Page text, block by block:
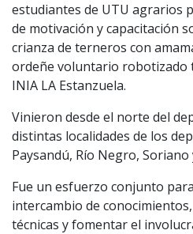
estudiantes de UTU agrarios
de motivación y capacitación
crianza de terneros con
ordeñe voluntario robotizado
INIA LA Estanzuela.
Vinieron desde el norte del
distintas localidades de los
Paysandú, Río Negro, Soriano
Fue un esfuerzo conjunto
intercambio de
técnicas y fomentar el